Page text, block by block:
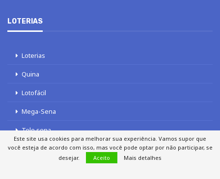
LOTERIAS
Loterias
Quina
Lotofácil
Mega-Sena
Tele sena
Este site usa cookies para melhorar sua experiência. Vamos supor que
você esteja de acordo com isso, mas você pode optar por não participar, se
desejar.
Aceito Mais detalhes